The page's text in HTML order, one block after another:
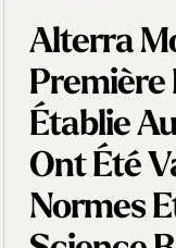
Alterra
Première
Établie
Ont Été
Normes